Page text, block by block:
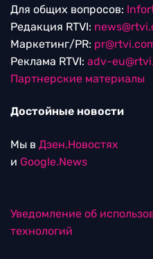
Для общих вопросов:
Редакция RTVI:
Маркетинг/PR:
Реклама RTVI: adv-
Партнерские материалы
Достойные новости
Мы в Дзен.Новостях
и Google.News
Уведомление об
технологий